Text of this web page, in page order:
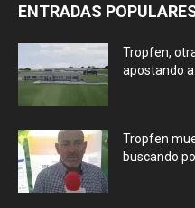
ENTRADAS
Tropfen,
apostando a
Tropfen
buscando